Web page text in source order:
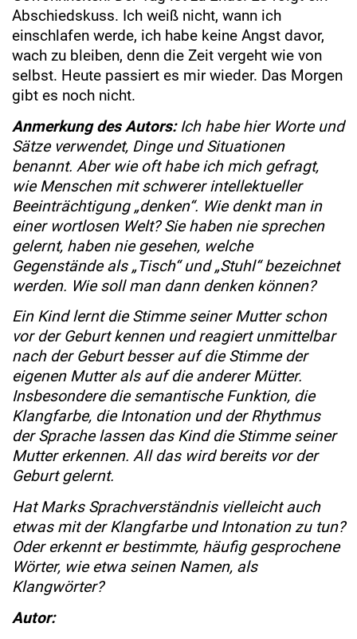
Abschiedskuss. Ich weiß nicht, wann ich
einschlafen werde, ich habe keine Angst davor,
wach zu bleiben, denn die Zeit vergeht wie von
selbst. Heute passiert es mir wieder. Das Morgen
gibt es noch nicht.
Anmerkung des Autors:Ich habe hier Worte und
Sätze verwendet, Dinge und Situationen
benannt. Aber wie oft habe ich mich gefragt,
wie Menschen mit schwerer intellektueller
Beeinträchtigung „denken“. Wie denkt man in
einer wortlosen Welt? Sie haben nie sprechen
gelernt, haben nie gesehen, welche
Gegenstände als „Tisch“ und „Stuhl“ bezeichnet
werden. Wie soll man dann denken können?
Ein Kind lernt die Stimme seiner Mutter schon
vor der Geburt kennen und reagiert unmittelbar
nach der Geburt besser auf die Stimme der
eigenen Mutter als auf die anderer Mütter.
Insbesondere die semantische Funktion, die
Klangfarbe, die Intonation und der Rhythmus
der Sprache lassen das Kind die Stimme seiner
Mutter erkennen. All das wird bereits vor der
Geburt gelernt.
Hat Marks Sprachverständnis vielleicht auch
etwas mit der Klangfarbe und Intonation zu tun?
Oder erkennt er bestimmte, häufig gesprochene
Wörter, wie etwa seinen Namen, als
Klangwörter?
Autor: